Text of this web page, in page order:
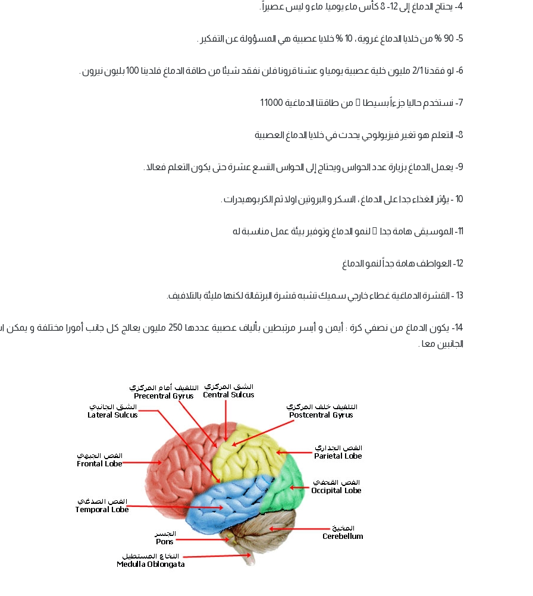
4- يحتاج الدماغ إلى 12- 8 كأس ماء يوميا. ماء و ليس عصيراً .
5- 90 % من خلايا الدماغ غروية ، 10 % خلايا عصبية هي المسؤولة عن التفكير .
6- لو فقدنا 2/1 مليون خلية عصبية يوميا و عشنا قرونا فلن نفقد شيئا من طاقة الدماغ فلدينا 100 بليون نيرون .
7- نستخدم حاليا جزءاً بسيطا ً من طاقتنا الدماغية 1000 1
8- التعلم هو تغير فيزيولوجي يحدث في خلايا الدماغ العصبية
9- يعمل الدماغ بزيارة عدد الحواس ويحتاج إلى الحواس التسع عشرة حتى يكون التعلم فعالا .
10 - يؤثر الغذاء جدا على الدماغ ، السكر و البروتين اولا ثم الكربوهيدرات .
11- الموسيقى هامة جدا ً لنمو الدماغ وتوفير بيئة عمل مناسبة له
12- العواطف هامة جداً لنمو الدماغ
13 - القشرة الدماغية غطاء خارجي سميك تشبه قشرة البرتقالة لكنها مليئة بالتلافيف.
14- يكون الدماغ من نصفي كرة : أيمن و أيسر مرتبطين بألياف عصبية عددها 250 مليون يعالج كل جانب أمورا
الجانبين معا .